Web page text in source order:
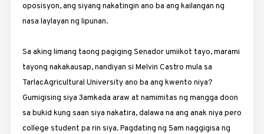
oposisyon, ang siyang nakatingin ano ba ang kailangan ng
nasa laylayan ng lipunan.
Sa aking limang taong pagiging Senador umiikot tayo, marami
tayong nakakausap, nandiyan si Melvin Castro mula sa
TarlacAgricultural University ano ba ang kwento niya?
Gumigising siya 3amkada araw at namimitas ng mangga doon
sa bukid kung saan siya nakatira, dalawa na ang anak niya pero
college student pa rin siya. Pagdating ng 5am naggigisa ng